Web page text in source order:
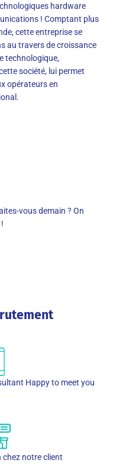
hardware
! Comptant plus
cette entreprise se
au travers de croissance
technologique,
société, lui permet
opérateurs en
vous demain ? On
Happy to meet you
notre client